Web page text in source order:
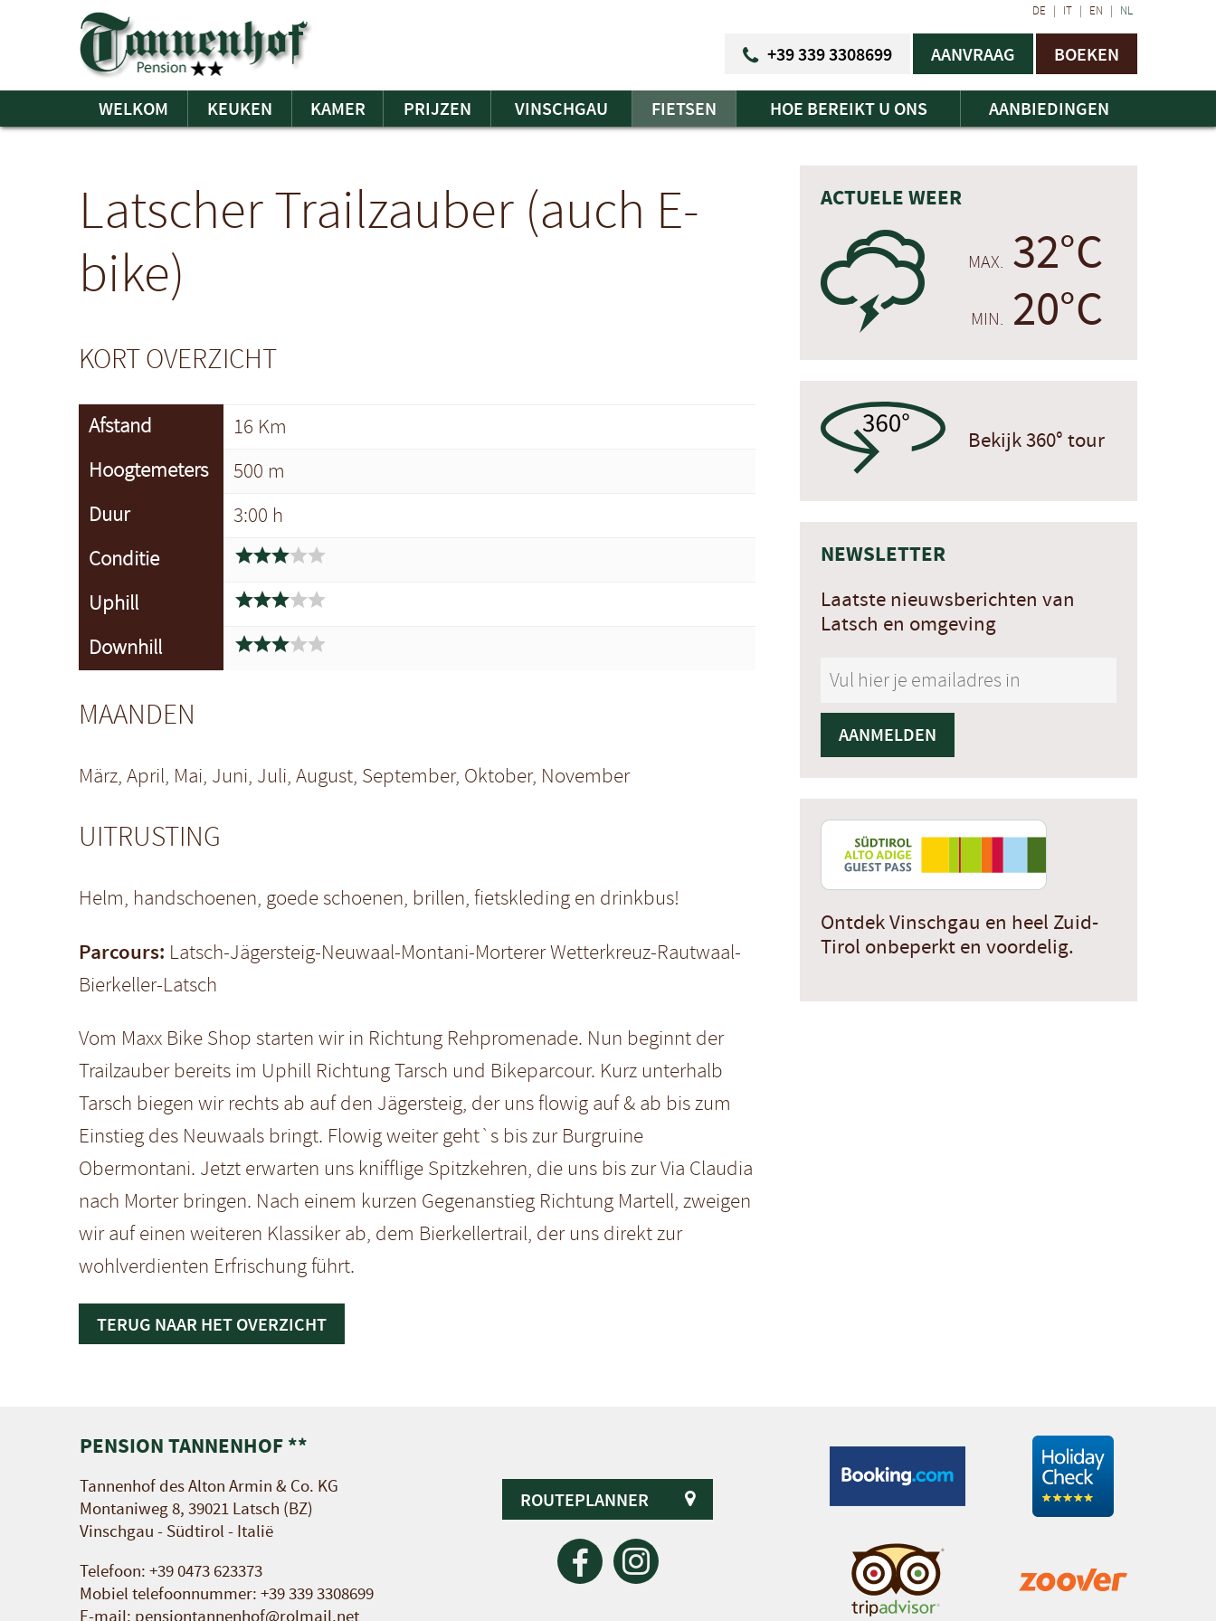
DE | IT | EN | NL
+39 339 3308699 AANVRAAG BOEKEN
WELKOM KEUKEN KAMER PRIJZEN VINSCHGAU FIETSEN HOE BEREIKT U ONS AANBIEDINGEN
Latscher Trailzauber (auch E-
bike)
KORT OVERZICHT
Afstand
16 Km
Hoogtemeters
500 m
Duur
3:00 h
Conditie

Uphill 
Downhill 
MAANDEN
März, April, Mai, Juni, Juli, August, September, Oktober, November
UITRUSTING
Helm, handschoenen, goede schoenen, brillen, fietskleding en drinkbus!
Parcours: Latsch-Jägersteig-Neuwaal-Montani-Morterer Wetterkreuz-Rautwaal-
Bierkeller-Latsch
Vom Maxx Bike Shop starten wir in Richtung Rehpromenade. Nun beginnt der
Trailzauber bereits im Uphill Richtung Tarsch und Bikeparcour. Kurz unterhalb
Tarsch biegen wir rechts ab auf den Jägersteig, der uns flowig auf & ab bis zum
Einstieg des Neuwaals bringt. Flowig weiter geht`s bis zur Burgruine
Obermontani. Jetzt erwarten uns knifflige Spitzkehren, die uns bis zur Via Claudia
nach Morter bringen. Nach einem kurzen Gegenanstieg Richtung Martell, zweigen
wir auf einen weiteren Klassiker ab, dem Bierkellertrail, der uns direkt zur
wohlverdienten Erfrischung führt.
TERUG NAAR HET OVERZICHT
ACTUELE WEER
0 MAX. 32°C
MIN. 20°C
Bekijk 360° tour
NEWSLETTER
Laatste nieuwsberichten van
Latsch en omgeving
Ontdek Vinschgau en heel Zuid-
Tirol onbeperkt en voordelig.
PENSION TANNENHOF **
Tannenhof des Alton Armin & Co. KG
Montaniweg 8, 39021 Latsch (BZ)
Vinschgau - Südtirol - Italië
Telefoon: +39 0473 623373
Mobiel telefoonnummer: +39 339 3308699
ROUTEPLANNER